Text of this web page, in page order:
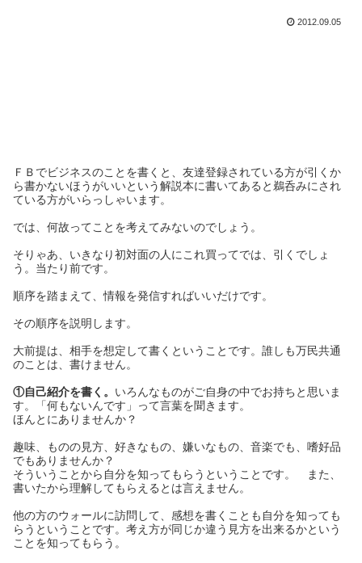
2012.09.05
ＦＢでビジネスのことを書くと、友達登録されている方が引くか
ら書かないほうがいいという解説本に書いてあると鵜呑みにされ
ている方がいらっしゃいます。
では、何故ってことを考えてみないのでしょう。
そりゃあ、いきなり初対面の人にこれ買ってでは、引くでしょ
う。当たり前です。
順序を踏まえて、情報を発信すればいいだけです。
その順序を説明します。
大前提は、相手を想定して書くということです。誰しも万民共通
のことは、書けません。
①自己紹介を書く。 いろんなものがご自身の中でお持ちと思いま
す。「何もないんです」って言葉を聞きます。
ほんとにありませんか？
趣味、ものの見方、好きなもの、嫌いなもの、音楽でも、嗜好品
でもありませんか？
そういうことから自分を知ってもらうということです。 また、
書いたから理解してもらえるとは言えません。
他の方のウォールに訪問して、感想を書くことも自分を知っても
らうということです。考え方が同じか違う見方を出来るかという
ことを知ってもらう。